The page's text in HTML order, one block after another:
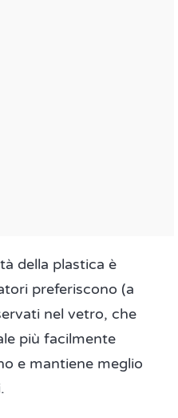
della plastica è
preferiscono (a
nel vetro, che
più facilmente
e mantiene meglio